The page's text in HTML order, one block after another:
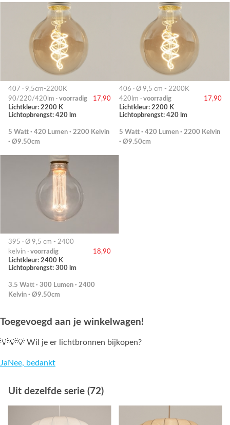
407 · 9,5cm-2200K
90/220/420lm · voorradig
17,90
Lichtkleur: 2200 K
Lichtopbrengst: 420 lm
5 Watt · 420 Lumen · 2200 Kelvin
· Ø9.50cm
406 · Ø 9,5 cm - 2200K
420lm · voorradig
17,90
Lichtkleur: 2200 K
Lichtopbrengst: 420 lm
5 Watt · 420 Lumen · 2200 Kelvin
· Ø9.50cm
395 · Ø 9,5 cm - 2400
kelvin · voorradig
18,90
Lichtkleur: 2400 K
Lichtopbrengst: 300 lm
3.5 Watt · 300 Lumen · 2400
Kelvin · Ø9.50cm
Toegevoegd aan je winkelwagen!
💡💡💡 Wil je er lichtbronnen bijkopen?
JaNee, bedankt
Uit dezelfde serie (72)